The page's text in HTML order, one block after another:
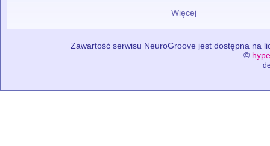
Więcej
Zawartość serwisu NeuroGroove jest dostępna na
©